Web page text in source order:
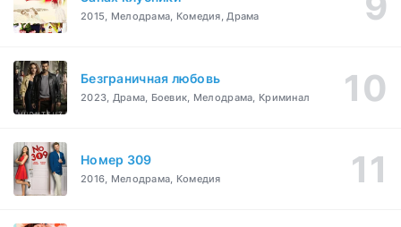
2015, Мелодрама, Комедия, Драма
Безграничная любовь
2023, Драма, Боевик, Мелодрама, Криминал
Номер 309
2016, Мелодрама, Комедия